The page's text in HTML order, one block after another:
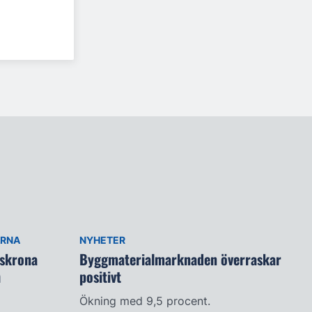
NYHETER
Byggmaterialmarknaden överraskar
positivt
Ökning med 9,5 procent.